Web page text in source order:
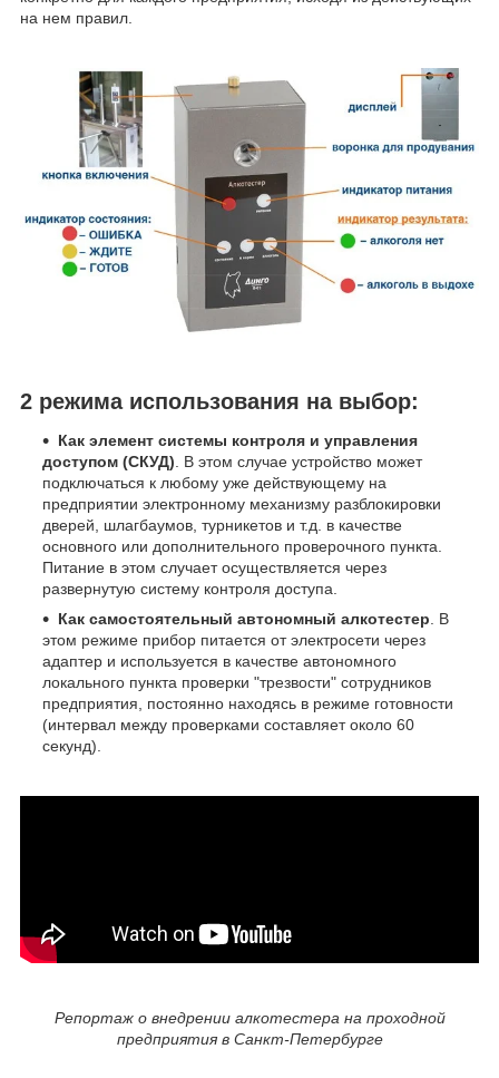
на нем правил.
2 режима использования на выбор:
Как элемент системы контроля и управления
доступом (СКУД). В этом случае устройство может
подключаться к любому уже действующему на
предприятии электронному механизму разблокировки
дверей, шлагбаумов, турникетов и т.д. в качестве
основного или дополнительного проверочного пункта.
Питание в этом случает осуществляется через
развернутую систему контроля доступа.
Как самостоятельный автономный алкотестер. В
этом режиме прибор питается от электросети через
адаптер и используется в качестве автономного
локального пункта проверки "трезвости" сотрудников
предприятия, постоянно находясь в режиме готовности
(интервал между проверками составляет около 60
секунд).
Репортаж о внедрении алкотестера на проходной
предприятия в Санкт-Петербурге